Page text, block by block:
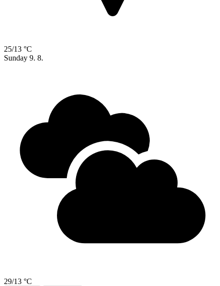
25/13 °C
Sunday 9. 8.
29/13 °C